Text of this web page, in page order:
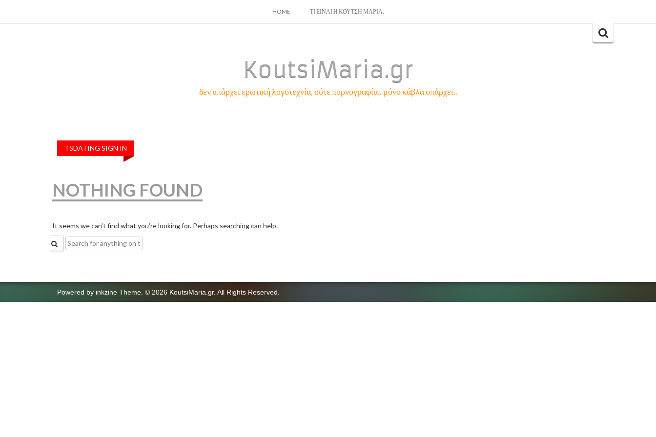
SKIP
HOME ΤΙ ΕΙΝΑΙ Η ΚΟΥΤΣΗ ΜΑΡΙΑ;
Search
KoutsiMaria.gr
δεν υπάρχει ερωτική λογοτεχνία, ούτε πορνογραφία.. μόνο κάβλα υπάρχει..
TSDATING SIGN IN
NOTHING FOUND
It seems we can’t find what you’re looking for. Perhaps searching can help.
Search
for:
Powered by inkzine Theme © 2026 KoutsiMaria.gr. All Rights Reserved.